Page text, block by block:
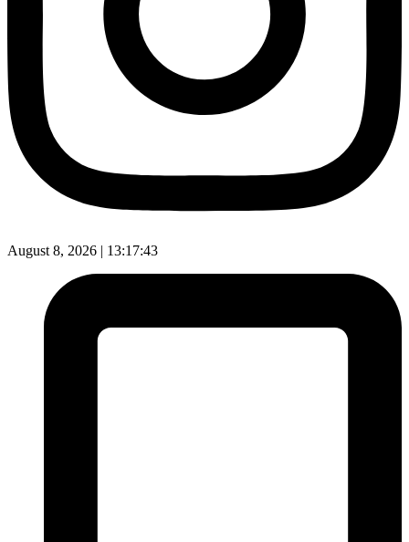
August 8, 2026 | 13:17:44